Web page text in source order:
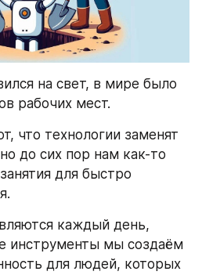
на свет, в мире было
рабочих мест.
что технологии заменят
до сих пор нам как-то
для быстро
каждый день,
инструменты мы создаём
для людей, которых